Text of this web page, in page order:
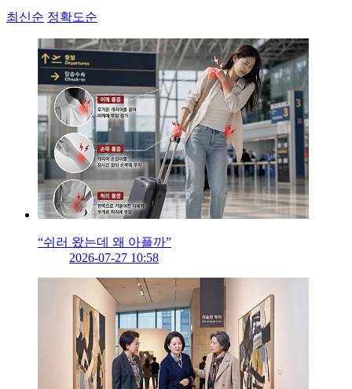
최신순 정확도순
“쉬러 왔는데 왜 아플까”
2026-07-27 10:58